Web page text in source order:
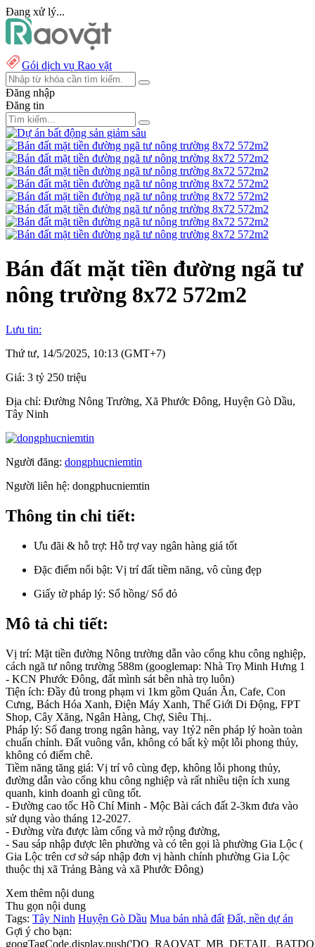
Đang xử lý...
Gói dịch vụ Rao vặt
Đăng nhập
Đăng tin
Bán đất mặt tiền đường ngã tư
nông trường 8x72 572m2
Lưu tin:
Thứ tư, 14/5/2025, 10:13 (GMT+7)
Giá: 3 tỷ 250 triệu
Địa chỉ: Đường Nông Trường, Xã Phước Đông, Huyện Gò Dầu,
Tây Ninh
Người đăng: dongphucniemtin
Người liên hệ: dongphucniemtin
Thông tin chi tiết:
Ưu đãi & hỗ trợ: Hỗ trợ vay ngân hàng giá tốt
Đặc điểm nổi bật: Vị trí đất tiềm năng, vô cùng đẹp
Giấy tờ pháp lý: Sổ hồng/ Sổ đỏ
Mô tả chi tiết:
Vị trí: Mặt tiền đường Nông trường dẫn vào cổng khu công nghiệp,
cách ngã tư nông trường 588m (googlemap: Nhà Trọ Minh Hưng 1
- KCN Phước Đông, đất mình sát bên nhà trọ luôn)
Tiện ích: Đầy đủ trong phạm vi 1km gồm Quán Ăn, Cafe, Con
Cưng, Bách Hóa Xanh, Điện Máy Xanh, Thế Giới Di Động, FPT
Shop, Cây Xăng, Ngân Hàng, Chợ, Siêu Thị..
Pháp lý: Sổ đang trong ngân hàng, vay 1tỷ2 nên pháp lý hoàn toàn
chuẩn chỉnh. Đất vuông vắn, không có bất kỳ một lỗi phong thủy,
không có điểm chê.
Tiềm năng tăng giá: Vị trí vô cùng đẹp, không lỗi phong thủy,
đường dẫn vào cổng khu công nghiệp và rất nhiều tiện ích xung
quanh, kinh doanh gì cũng tốt.
- Đường cao tốc Hồ Chí Minh - Mộc Bài cách đất 2-3km đưa vào
sử dụng vào tháng 12-2027.
- Đường vừa được làm cống và mở rộng đường,
- Sau sáp nhập được lên phường và có tên gọi là phường Gia Lộc (
Gia Lộc trên cơ sở sáp nhập đơn vị hành chính phường Gia Lộc
thuộc thị xã Trảng Bàng và xã Phước Đông)
Xem thêm nội dung
Thu gọn nội dung
Tags: Tây Ninh Huyện Gò Dầu Mua bán nhà đất Đất, nền dự án
Gợi ý cho bạn: